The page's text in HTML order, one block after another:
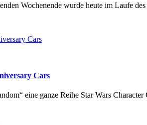
Wochenende wurde heute im Laufe
Cars
eine ganze Reihe Star Wars